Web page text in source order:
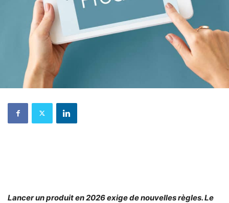
Lancer un produit en 2026 exige de nouvelles règles. Le